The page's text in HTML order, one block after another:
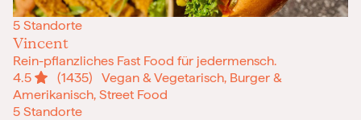
5 Standorte
Vincent
Rein-pflanzliches Fast Food für jedermensch.
4.5
(1435) Vegan & Vegetarisch, Burger &
Amerikanisch, Street Food
5 Standorte